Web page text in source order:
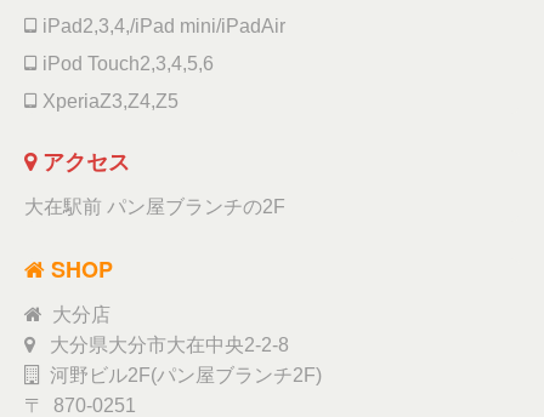
iPad2,3,4,/iPad mini/iPadAir
iPod Touch2,3,4,5,6
XperiaZ3,Z4,Z5
アクセス
大在駅前 パン屋ブランチの2F
SHOP
大分店
大分県大分市大在中央2-2-8
河野ビル2F(パン屋ブランチ2F)
〒 870-0251